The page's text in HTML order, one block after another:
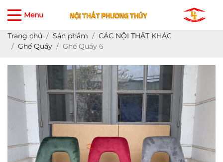
Menu
Trang chủ Sản phẩm
CÁC NỘI THẤT KHÁC
Ghế Quầy
Ghế Quầy 6